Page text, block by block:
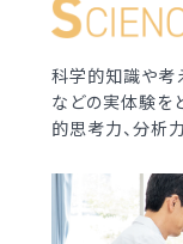
科学的知識や考
などの実体験を
的思考力、分析